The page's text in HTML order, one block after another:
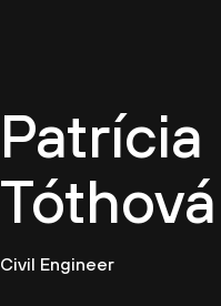
Patrícia
Tóthová
Civil Engineer